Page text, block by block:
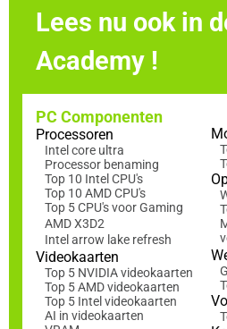
Lees nu ook in
Academy !
PC Componenten
Processoren
Intel core ultra
Processor benaming
Top 10 Intel CPU's
Top 10 AMD CPU's
Top 5 CPU's voor Gaming
AMD X3D2
Intel arrow lake refresh
Videokaarten
Top 5 NVIDIA videokaarten
Top 5 AMD videokaarten
Top 5 Intel videokaarten
AI in videokaarten